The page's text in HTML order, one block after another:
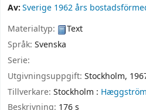
Av:Sverige 1962 års
Materialtyp:
Text
Språk: Svenska
Serie:
Utgivningsuppgift: Stockholm,
Tillverkare: Stockholm : Hæggström